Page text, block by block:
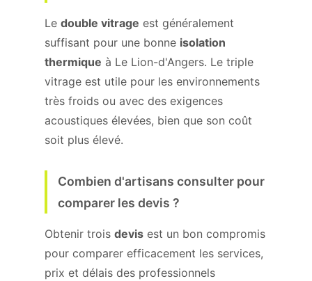
Le double vitrage est généralement
suffisant pour une bonne isolation
thermique à Le Lion-d'Angers. Le triple
vitrage est utile pour les environnements
très froids ou avec des exigences
acoustiques élevées, bien que son coût
soit plus élevé.
Combien d'artisans consulter pour
comparer les devis ?
Obtenir trois devis est un bon compromis
pour comparer efficacement les services,
prix et délais des professionnels